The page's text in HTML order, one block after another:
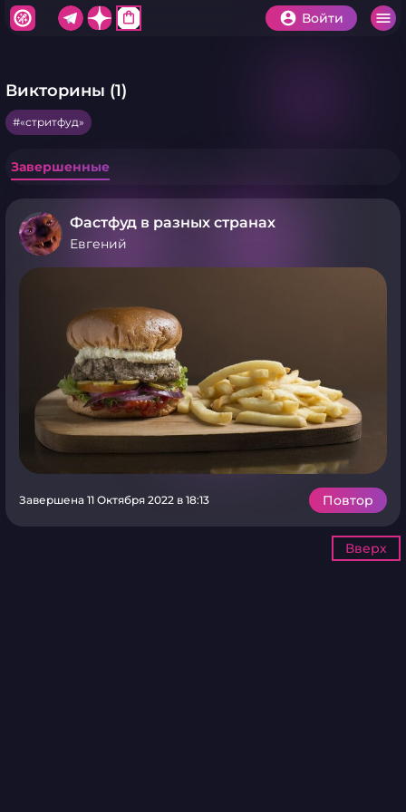
shopping_bag Войти
Викторины (1)
«стритфуд»
Завершенные
Фастфуд в разных странах
Евгений
Завершена 11 Октября 2022 в 18:13 Повтор
Вверх